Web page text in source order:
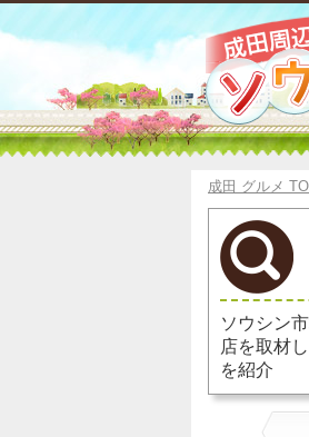
成田 グルメ
ソウシン
店を取材
を紹介